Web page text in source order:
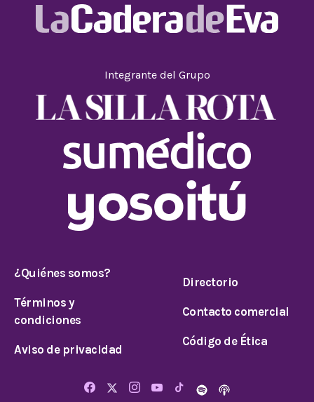
Integrante del Grupo
¿Quiénes somos?
Términos y
condiciones
Aviso de privacidad
Directorio
Contacto comercial
Código de Ética